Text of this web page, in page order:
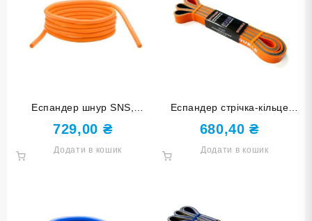
Еспандер шнур SNS,
довжина 5 м, товщина 12
мм
729,00 ₴
Додати в кошик
Еспандер стрічка-кільце
подвійний SNS 145-22-
DOUBLE
680,40₴
Додати в кошик